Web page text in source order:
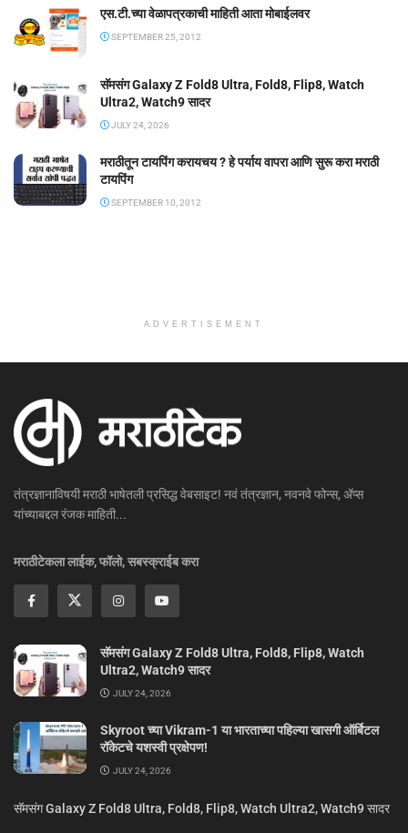
एस.टी.च्या वेळापत्रकाची माहिती आता मोबाईलवर
SEPTEMBER 25, 2012
सॅमसंग Galaxy Z Fold8 Ultra, Fold8, Flip8, Watch
Ultra2, Watch9 सादर
JULY 24, 2026
मराठीतून टायपिंग करायचय ? हे पर्याय वापरा आणि सुरू करा मराठी
टायपिंग
SEPTEMBER 10, 2012
ADVERTISEMENT
तंत्रज्ञानाविषयी मराठी भाषेतली प्रसिद्ध वेबसाइट! नवं तंत्रज्ञान, नवनवे फोन्स, ॲप्स
यांच्याबद्दल रंजक माहिती...
मराठीटेकला लाईक, फॉलो, सबस्क्राईब करा
सॅमसंग Galaxy Z Fold8 Ultra, Fold8, Flip8, Watch
Ultra2, Watch9 सादर
JULY 24, 2026
Skyroot च्या Vikram-1 या भारताच्या पहिल्या खासगी ऑर्बिटल
रॉकेटचे यशस्वी प्रक्षेपण!
JULY 24, 2026
सॅमसंग Galaxy Z Fold8 Ultra, Fold8, Flip8, Watch Ultra2, Watch9 सादर